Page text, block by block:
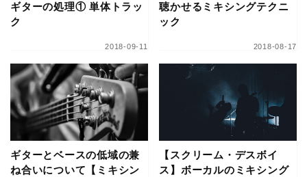
ギターの処理① 単体トラッ
ク
2018-09-11
聴かせるミキシングテクニ
ック
2018-08-17
ギターとベースの低域の兼
ね合いについて【ミキシン
【スクリーム・デスボイ
ス】ボーカルのミキシング